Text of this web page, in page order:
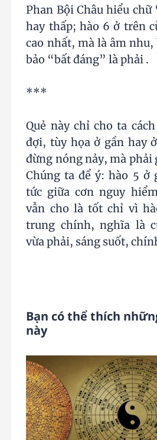
Phan Bội Châu hiểu
hay thấp; hào 6 ở trên
cao nhất, mà là âm
bảo “bất đáng” là phải .
***
Quẻ này chỉ cho ta
đợi, tùy họa ở gần hay
đừng nóng nảy, mà
Chúng ta để ý: hào 5 ở
tức giữa cơn nguy
vẫn cho là tốt chỉ vì
trung chính, nghĩa là
vừa phải, sáng suốt,
Bạn có thể thích
này